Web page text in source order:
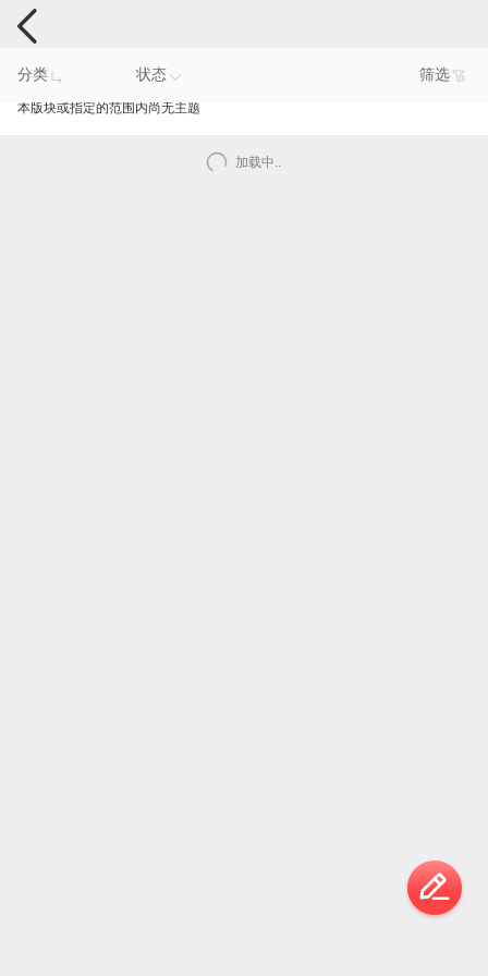
手机反馈
分类 状态 筛选
本版块或指定的范围内尚无主题
加载中..